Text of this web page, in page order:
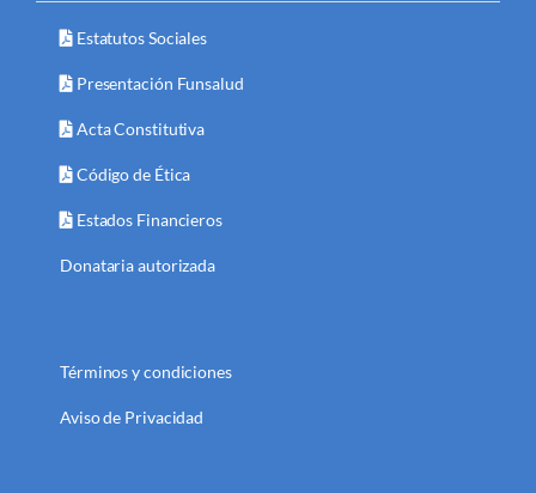
Estatutos Sociales
Presentación Funsalud
Acta Constitutiva
Código de Ética
Estados Financieros
Donataria autorizada
Términos y condiciones
Aviso de Privacidad